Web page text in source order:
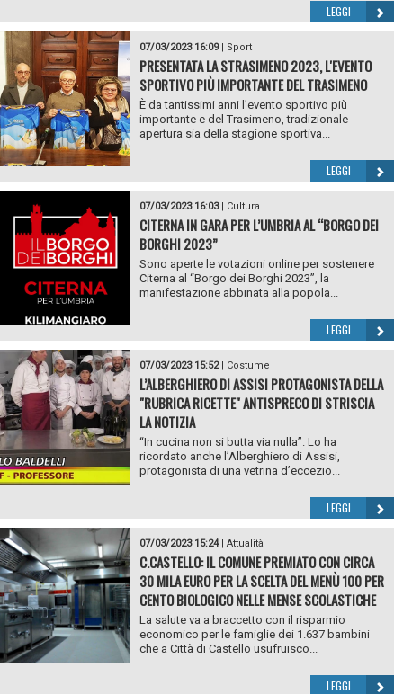
LEGGI
07/03/2023 16:09| Sport
PRESENTATA LA STRASIMENO 2023, L'EVENTO
SPORTIVO PIÙ IMPORTANTE DEL TRASIMENO
È da tantissimi anni l’evento sportivo più
importante e del Trasimeno, tradizionale
apertura sia della stagione sportiva...
LEGGI
07/03/2023 16:03| Cultura
CITERNA IN GARA PER L’UMBRIA AL “BORGO DEI
BORGHI 2023”
Sono aperte le votazioni online per sostenere
Citerna al “Borgo dei Borghi 2023”, la
manifestazione abbinata alla popola...
LEGGI
07/03/2023 15:52| Costume
L’ALBERGHIERO DI ASSISI PROTAGONISTA DELLA
"RUBRICA RICETTE" ANTISPRECO DI STRISCIA
LA NOTIZIA
“In cucina non si butta via nulla”. Lo ha
ricordato anche l’Alberghiero di Assisi,
protagonista di una vetrina d’eccezio...
LEGGI
07/03/2023 15:24| Attualità
C.CASTELLO: IL COMUNE PREMIATO CON CIRCA
30 MILA EURO PER LA SCELTA DEL MENÙ 100 PER
CENTO BIOLOGICO NELLE MENSE SCOLASTICHE
La salute va a braccetto con il risparmio
economico per le famiglie dei 1.637 bambini
che a Città di Castello usufruisco...
LEGGI